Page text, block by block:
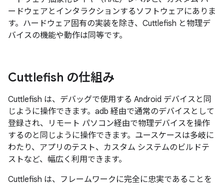
ードウェアとインタラクションするソフトウェアにありま
す。ハードウェア固有の実装を除き、Cuttlefish と物理デ
バイスの機能や動作は同等です。
Cuttlefish の仕組み
Cuttlefish は、デバッグで使用する Android デバイスと同
じように操作できます。adb 経由で通常のデバイスとして
登録され、リモート パソコン経由で物理デバイスを操作
するのと同じように操作できます。ユースケースは多岐に
わたり、アプリのテスト、カスタム システムのビルドテ
ストなど、幅広く利用できます。
Cuttlefish は、フレームワークに完全に忠実であることを